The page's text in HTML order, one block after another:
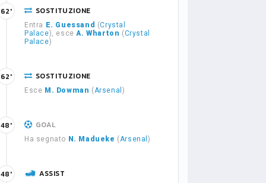
SOSTITUZIONE
Entra E. Guessand (Crystal
Palace), esceA. Wharton (Crystal
Palace)
62'
SOSTITUZIONE
Esce M. Dowman (Arsenal )
62'
GOAL
Ha segnato N. Madueke (Arsenal)
48'
ASSIST
48'